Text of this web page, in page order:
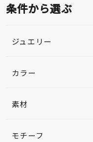
条件から選ぶ
ジュエリー
カラー
素材
モチーフ